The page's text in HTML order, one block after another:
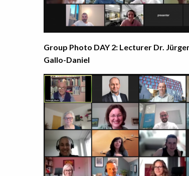
Group Photo DAY 2: Lecturer Dr.
Gallo-Daniel